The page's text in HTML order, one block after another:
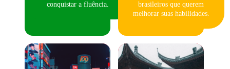
conquistar a fluência.
brasileiros que querem
melhorar suas habilidades.